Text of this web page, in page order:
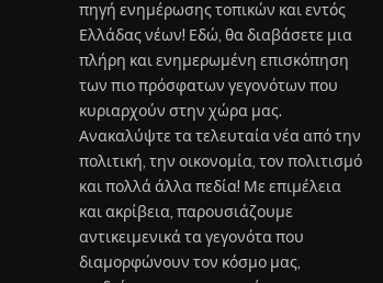
πηγή ενημέρωσης τοπικών και εντός
Ελλάδας νέων! Εδώ, θα διαβάσετε μια
πλήρη και ενημερωμένη επισκόπηση
των πιο πρόσφατων γεγονότων που
κυριαρχούν στην χώρα μας.
Ανακαλύψτε τα τελευταία νέα από την
πολιτική, την οικονομία, τον πολιτισμό
και πολλά άλλα πεδία! Με επιμέλεια
και ακρίβεια, παρουσιάζουμε
αντικειμενικά τα γεγονότα που
διαμορφώνουν τον κόσμο μας,